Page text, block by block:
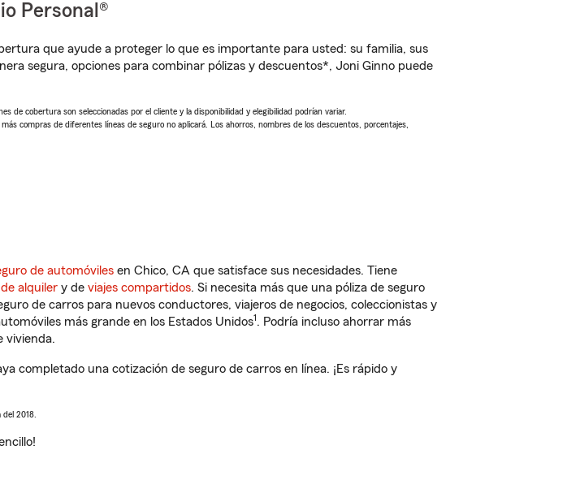
Personal®
que ayude a proteger lo que es importante para usted: su familia, sus
segura, opciones para combinar pólizas y descuentos*, Joni Ginno puede
de cobertura son seleccionadas por el cliente y la disponibilidad y elegibilidad podrían variar.
compras de diferentes líneas de seguro no aplicará. Los ahorros, nombres de los descuentos, porcentajes,
de automóviles en Chico, CA que satisface sus necesidades. Tiene
alquiler y de viajes compartidos. Si necesita más que una póliza de seguro
de carros para nuevos conductores, viajeros de negocios, coleccionistas y
más grande en los Estados Unidos1. Podría incluso ahorrar más
vivienda.
completado una cotización de seguro de carros en línea. ¡Es rápido y
2018.